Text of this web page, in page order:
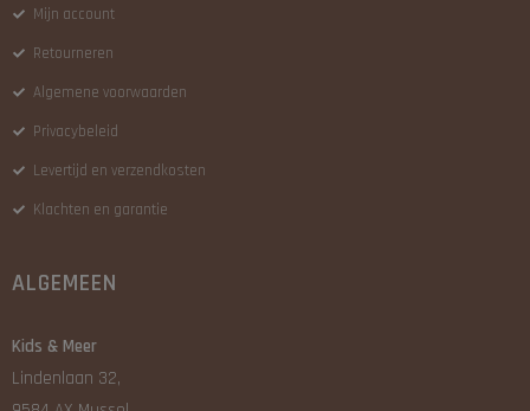
Mijn account
Retourneren
Algemene voorwaarden
Privacybeleid
Levertijd en verzendkosten
Klachten en garantie
ALGEMEEN
Kids & Meer
Lindenlaan 32,